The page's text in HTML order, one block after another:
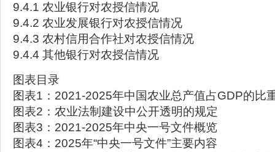
9.4.1 农业银行对农授信情况
9.4.2 农业发展银行对农授信情况
9.4.3 农村信用合作社对农授信情况
9.4.4 其他银行对农授信情况
图表目录
图表1：2021-2025年中国农业总产值占GDP的比
图表2：农业法制建设中公开透明的规定
图表3：2021-2025年中央一号文件概览
图表4：2025年“中央一号文件”主要内容